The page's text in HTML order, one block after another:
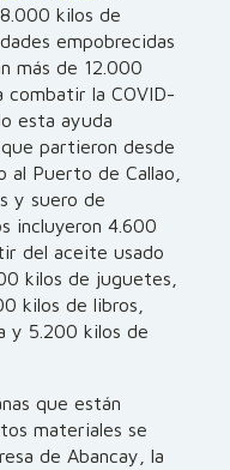
kilos de
empobrecidas
más de 12.000
la COVID-
esta ayuda
partieron desde
Puerto de Callao,
y suero de
incluyeron 4.600
del aceite usado
kilos de juguetes,
kilos de libros,
y 5.200 kilos de
que están
materiales se
de Abancay, la